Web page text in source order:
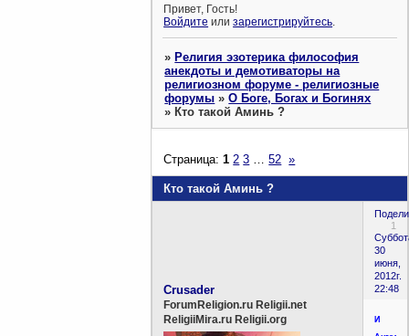
Привет, Гость!
Войдите илизарегистрируйтесь.
»Религия эзотерика философия
анекдоты и демотиваторы на
религиозном форуме - религиозные
форумы »О Боге, Богах и Богинях
»Кто такой Аминь ?
Кто такой Аминь ?
Страница:1 2 3 52 »
1
30
июня,
2012г.
22:48
Crusader
ForumReligion.ru Religii.net
ReligiiMira.ru Religii.org
И